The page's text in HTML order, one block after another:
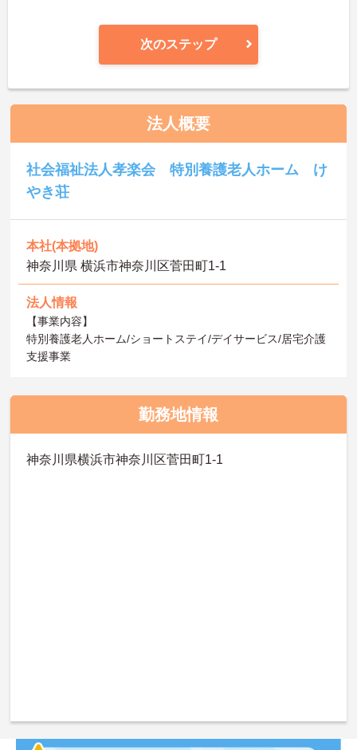
次のステップ
法人概要
社会福祉法人孝楽会 特別養護老人ホーム け
やき荘
本社(本拠地)
神奈川県 横浜市神奈川区菅田町1-1
法人情報
【事業内容】
特別養護老人ホーム/ショートステイ/デイサービス/居宅介護
支援事業
勤務地情報
神奈川県横浜市神奈川区菅田町1-1